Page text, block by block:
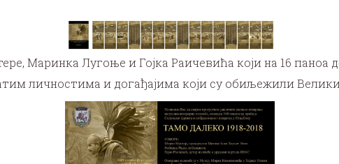
Маринка Лугоње и Гојка Раичевића који на 16
личностима и догађајима који су обиљежили